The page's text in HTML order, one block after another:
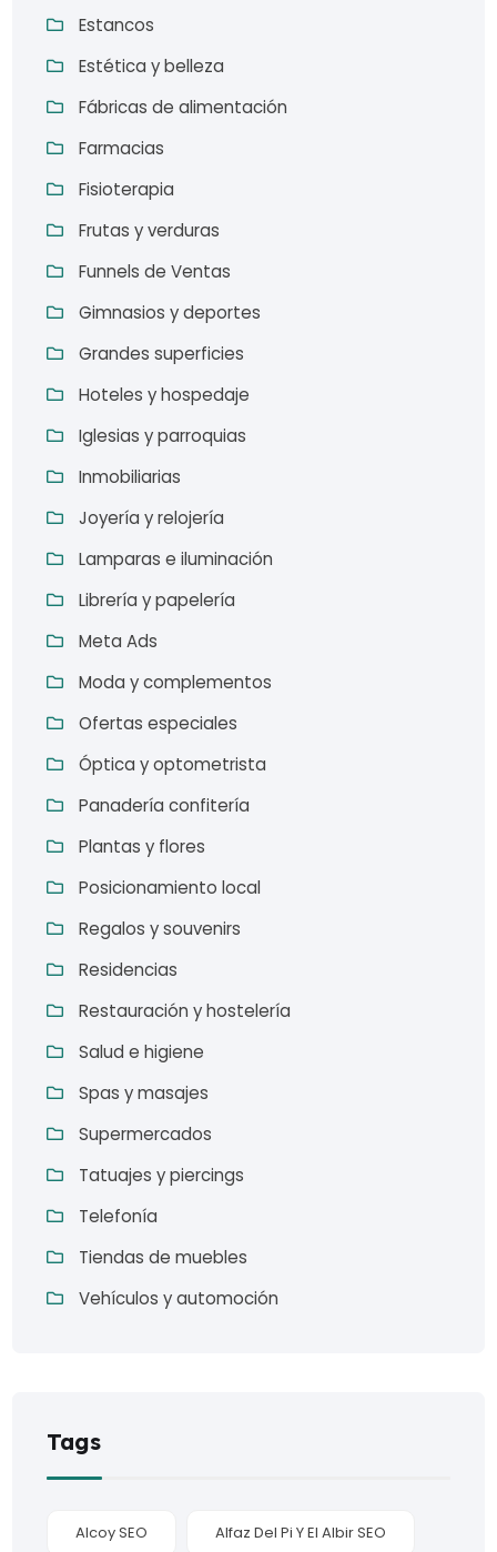
Estancos
Estética y belleza
Fábricas de alimentación
Farmacias
Fisioterapia
Frutas y verduras
Funnels de Ventas
Gimnasios y deportes
Grandes superficies
Hoteles y hospedaje
Iglesias y parroquias
Inmobiliarias
Joyería y relojería
Lamparas e iluminación
Librería y papelería
Meta Ads
Moda y complementos
Ofertas especiales
Óptica y optometrista
Panadería confitería
Plantas y flores
Posicionamiento local
Regalos y souvenirs
Residencias
Restauración y hostelería
Salud e higiene
Spas y masajes
Supermercados
Tatuajes y piercings
Telefonía
Tiendas de muebles
Vehículos y automoción
Tags
Alcoy SEO Alfaz Del Pi Y El Albir SEO